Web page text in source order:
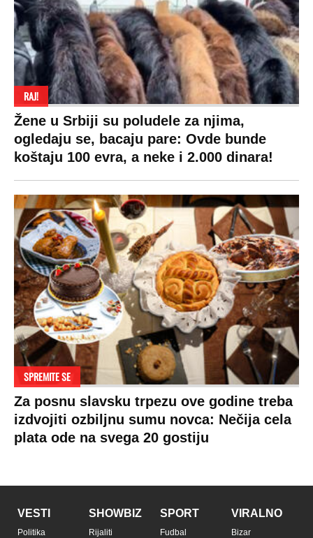
RAJ!
Žene u Srbiji su poludele za njima,
ogledaju se, bacaju pare: Ovde bunde
koštaju 100 evra, a neke i 2.000 dinara!
SPREMITE SE
Za posnu slavsku trpezu ove godine treba
izdvojiti ozbiljnu sumu novca: Nečija cela
plata ode na svega 20 gostiju
VESTI
Politika
SHOWBIZ
Rijaliti
SPORT
Fudbal
VIRALNO
Bizar